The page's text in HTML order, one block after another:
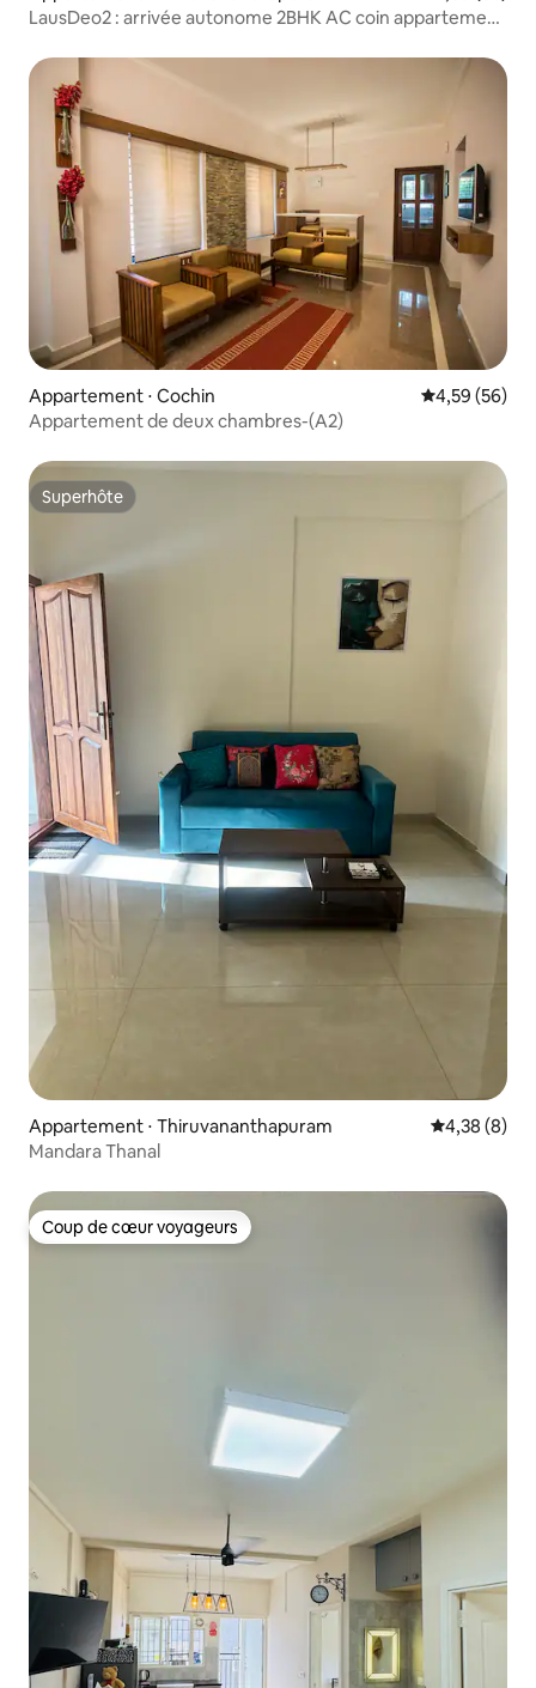
LausDeo2 : arrivée autonome 2BHK AC coin appartement
Appartement ⋅ Cochin Évaluation
4,59 (56)
Appartement de deux chambres-(A2)
Superhôte
Superhôte
Appartement ⋅ Thiruvananthapuram Évaluation
4,38 (8)
Mandara Thanal
Coup de cœur voyageurs
Coup de cœur voyageurs